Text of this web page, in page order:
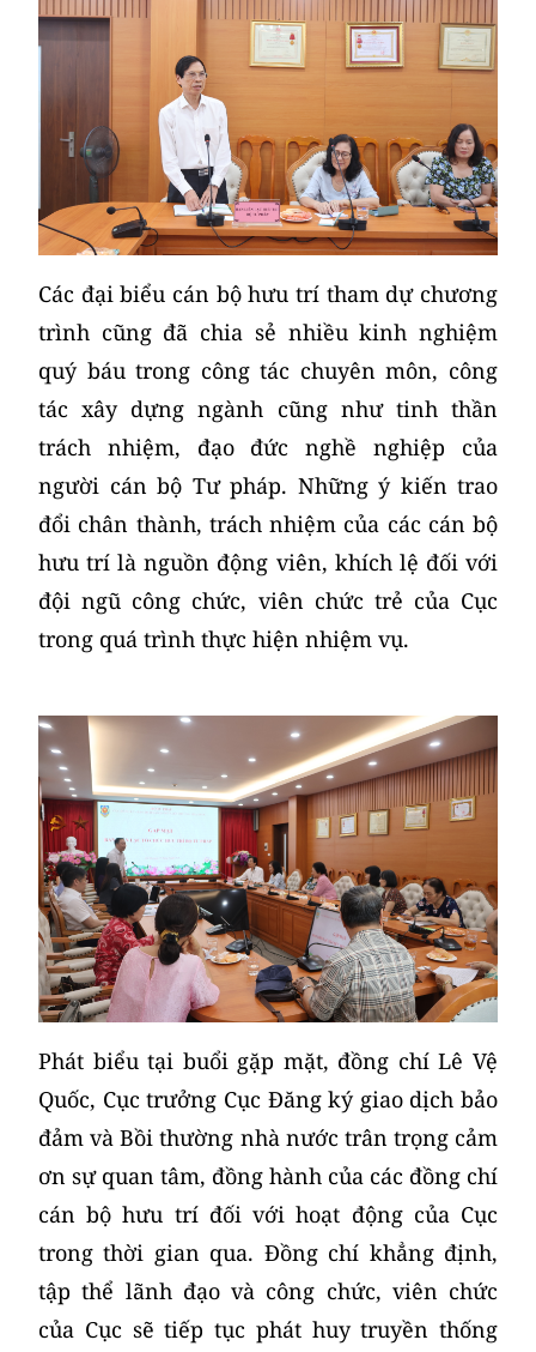
Các đại biểu cán bộ hưu trí tham dự chương
trình cũng đã chia sẻ nhiều kinh nghiệm
quý báu trong công tác chuyên môn, công
tác xây dựng ngành cũng như tinh thần
trách nhiệm, đạo đức nghề nghiệp của
người cán bộ Tư pháp. Những ý kiến trao
đổi chân thành, trách nhiệm của các cán bộ
hưu trí là nguồn động viên, khích lệ đối với
đội ngũ công chức, viên chức trẻ của Cục
trong quá trình thực hiện nhiệm vụ.
Phát biểu tại buổi gặp mặt, đồng chí Lê Vệ
Quốc, Cục trưởng Cục Đăng ký giao dịch bảo
đảm và Bồi thường nhà nước trân trọng cảm
ơn sự quan tâm, đồng hành của các đồng chí
cán bộ hưu trí đối với hoạt động của Cục
trong thời gian qua. Đồng chí khẳng định,
tập thể lãnh đạo và công chức, viên chức
của Cục sẽ tiếp tục phát huy truyền thống